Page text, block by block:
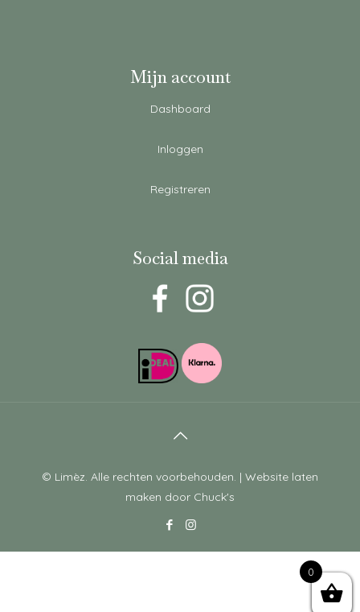
Mijn account
Dashboard
Inloggen
Registreren
Social media
© Limèz. Alle rechten voorbehouden. | Website laten
maken door Chuck's
0